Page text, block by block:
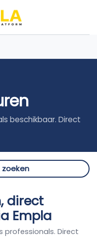
beschikbaar. Direct
direct
Empla
professionals. Direct